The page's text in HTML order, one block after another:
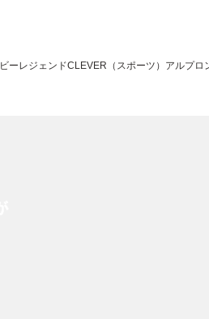
ビーレジェンドCLEVER（スポーツ） アルプロ